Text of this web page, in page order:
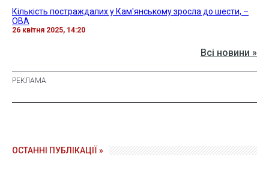
Кількість постраждалих у Кам'янському зросла до шести, –
ОВА
26 квітня 2025, 14:20
Всі новини »
ОСТАННІ ПУБЛІКАЦІЇ »